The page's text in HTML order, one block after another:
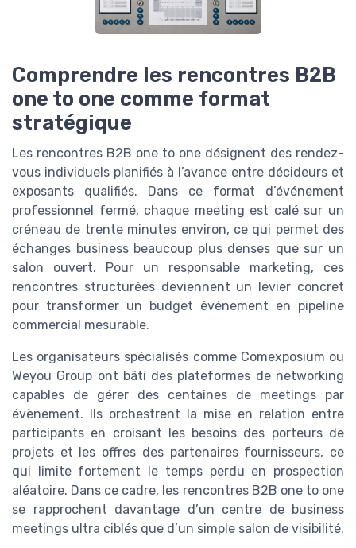
Comprendre les rencontres B2B
one to one comme format
stratégique
Les rencontres B2B one to one désignent des rendez-
vous individuels planifiés à l’avance entre décideurs et
exposants qualifiés. Dans ce format d’événement
professionnel fermé, chaque meeting est calé sur un
créneau de trente minutes environ, ce qui permet des
échanges business beaucoup plus denses que sur un
salon ouvert. Pour un responsable marketing, ces
rencontres structurées deviennent un levier concret
pour transformer un budget événement en pipeline
commercial mesurable.
Les organisateurs spécialisés comme Comexposium ou
Weyou Group ont bâti des plateformes de networking
capables de gérer des centaines de meetings par
évènement. Ils orchestrent la mise en relation entre
participants en croisant les besoins des porteurs de
projets et les offres des partenaires fournisseurs, ce
qui limite fortement le temps perdu en prospection
aléatoire. Dans ce cadre, les rencontres B2B one to one
se rapprochent davantage d’un centre de business
meetings ultra ciblés que d’un simple salon de visibilité.